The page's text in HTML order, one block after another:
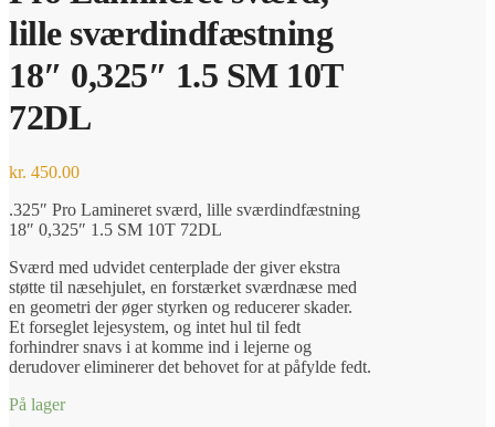
lille sværdindfæstning
18″ 0,325″ 1.5 SM 10T
72DL
kr. 450.00
.325″ Pro Lamineret sværd, lille sværdindfæstning
18″ 0,325″ 1.5 SM 10T 72DL
Sværd med udvidet centerplade der giver ekstra
støtte til næsehjulet, en forstærket sværdnæse med
en geometri der øger styrken og reducerer skader.
Et forseglet lejesystem, og intet hul til fedt
forhindrer snavs i at komme ind i lejerne og
derudover eliminerer det behovet for at påfylde fedt.
På lager